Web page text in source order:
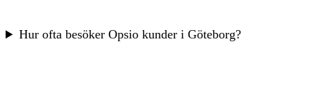
Hur ofta besöker Opsio kunder i Göteborg?